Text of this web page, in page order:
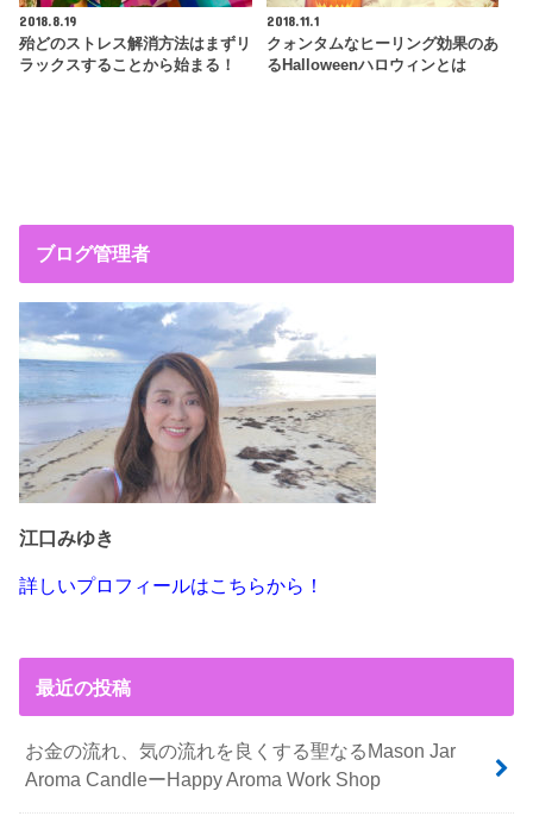
2018.8.19
殆どのストレス解消方法はまずリ
ラックスすることから始まる！
2018.11.1
クォンタムなヒーリング効果のあ
るHalloweenハロウィンとは
ブログ管理者
江口みゆき
詳しいプロフィールはこちらから！
最近の投稿
お金の流れ、気の流れを良くする聖なるMason Jar
Aroma CandleーHappy Aroma Work Shop